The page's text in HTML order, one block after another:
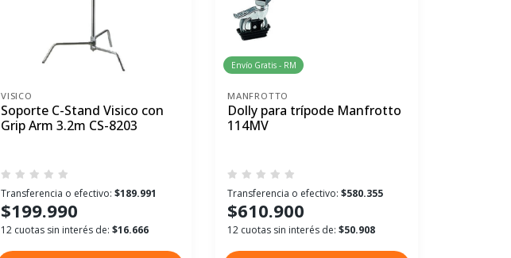
VISICO
Soporte C-Stand Visico con
Grip Arm 3.2m CS-8203
Transferencia o efectivo: $189.991
$199.990
12 cuotas sin interés de: $16.666
Envío Gratis - RM
MANFROTTO
Dolly para trípode Manfrotto
114MV
Transferencia o efectivo: $580.355
$610.900
12 cuotas sin interés de: $50.908